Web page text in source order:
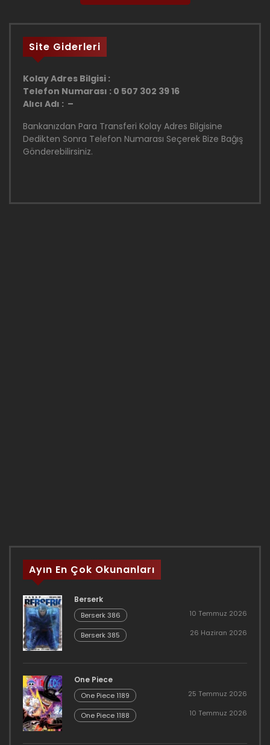
Site Giderleri
Kolay Adres Bilgisi :
Telefon Numarası : 0 507 302 39 16
Alıcı Adı : –
Bankanızdan Para Transferi Kolay Adres Bilgisine
Dedikten Sonra Telefon Numarası Seçerek Bize Bağış
Gönderebilirsiniz.
Ayın En Çok Okunanları
Berserk
Berserk 386 10 Temmuz 2026
Berserk 385 26 Haziran 2026
One Piece
One Piece 1189 25 Temmuz 2026
One Piece 1188 10 Temmuz 2026